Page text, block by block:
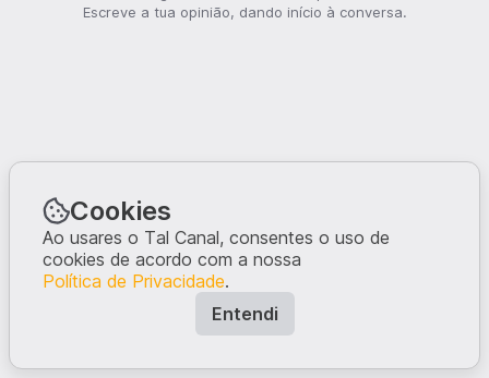
Escreve a tua opinião, dando início à conversa.
Cookies
Ao usares o Tal Canal, consentes o uso de
cookies de acordo com a nossa
Política de Privacidade.
Entendi